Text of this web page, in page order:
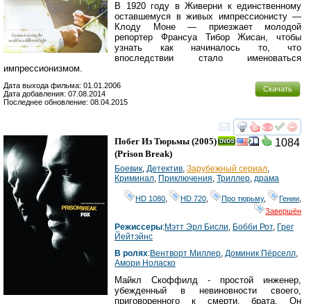
В 1920 году в Живерни к единственному
оставшемуся в живых импрессионисту —
Клоду Моне — приезжает молодой
репортер Франсуа Тибор Жисан, чтобы
узнать как начиналось то, что
впоследствии стало именоваться
импрессионизмом.
Скачать
Дата выхода фильма: 01.01.2006
Дата добавления: 07.08.2014
Последнее обновление: 08.04.2015
смотреть
1084
Побег Из Тюрьмы (2005)
(Prison Break)
Боевик Детектив Зарубежный сериал
Криминал Приключения Триллер драма
HD 1080 HD 720 Про тюрьму, Гении
Завершён
Режиссеры:Мэтт Эрл Бисли Бобби Рот, Грег
Йейтэйнс
В ролях:Вентворт Миллер Доминик Пёрселл
Амори Ноласко
Майкл Скоффилд - простой инженер,
убежденный в невиновности своего,
приговоренного к смерти, брата. Он